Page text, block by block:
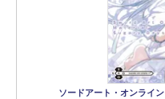
ソードアート・オンライ